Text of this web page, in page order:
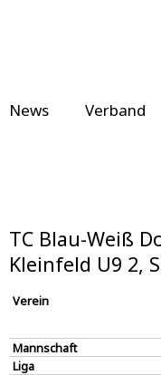
News Verband
TC Blau-Weiß
Kleinfeld U9 2,
Verein
Mannschaft
Liga